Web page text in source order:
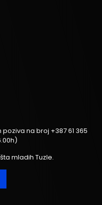
poziva na broj +387 61 365
mladih Tuzle.